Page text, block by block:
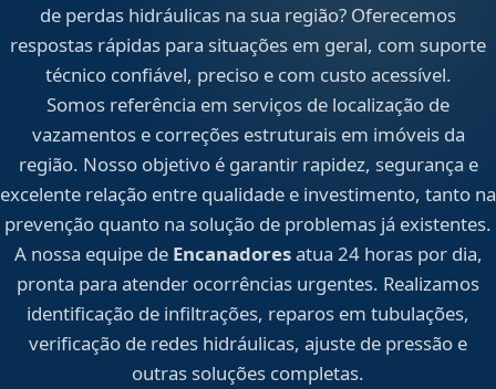
de perdas hidráulicas na sua região? Oferecemos
respostas rápidas para situações em geral, com suporte
técnico confiável, preciso e com custo acessível.
Somos referência em serviços de localização de
vazamentos e correções estruturais em imóveis da
região. Nosso objetivo é garantir rapidez, segurança e
excelente relação entre qualidade e investimento, tanto na
prevenção quanto na solução de problemas já existentes.
A nossa equipe de Encanadoresatua 24 horas por dia,
pronta para atender ocorrências urgentes. Realizamos
identificação de infiltrações, reparos em tubulações,
verificação de redes hidráulicas, ajuste de pressão e
outras soluções completas.